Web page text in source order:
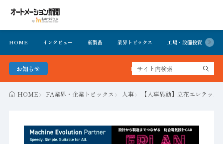
HOME インタビュー 新製品 業界トピックス 工場・設備投資
お知らせ FA・製造業界の最新動向がまとめて分か
HOME FA業界・企業トピックス 人事 【人事異動】立花エレテック